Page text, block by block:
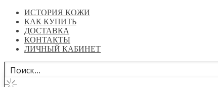
ИСТОРИЯ КОЖИ
КАК КУПИТЬ
ДОСТАВКА
КОНТАКТЫ
ЛИЧНЫЙ КАБИНЕТ